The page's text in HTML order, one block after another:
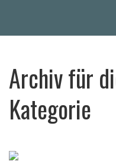
Archiv für
Kategorie